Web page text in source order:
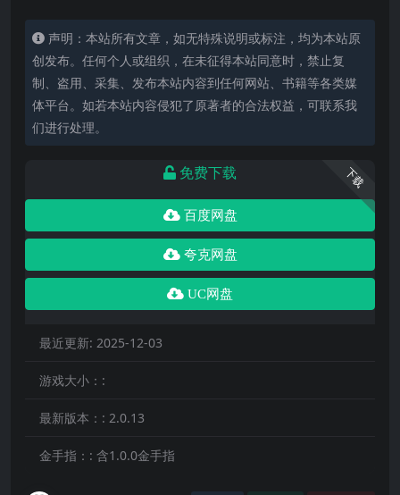
声明：本站所有文章，如无特殊说明或标注，均为本站原
创发布。任何个人或组织，在未征得本站同意时，禁止复
制、盗用、采集、发布本站内容到任何网站、书籍等各类媒
体平台。如若本站内容侵犯了原著者的合法权益，可联系我
们进行处理。
下载
免费下载
百度网盘
夸克网盘
UC网盘
最近更新: 2025-12-03
游戏大小：:
最新版本：: 2.0.13
金手指：: 含1.0.0金手指